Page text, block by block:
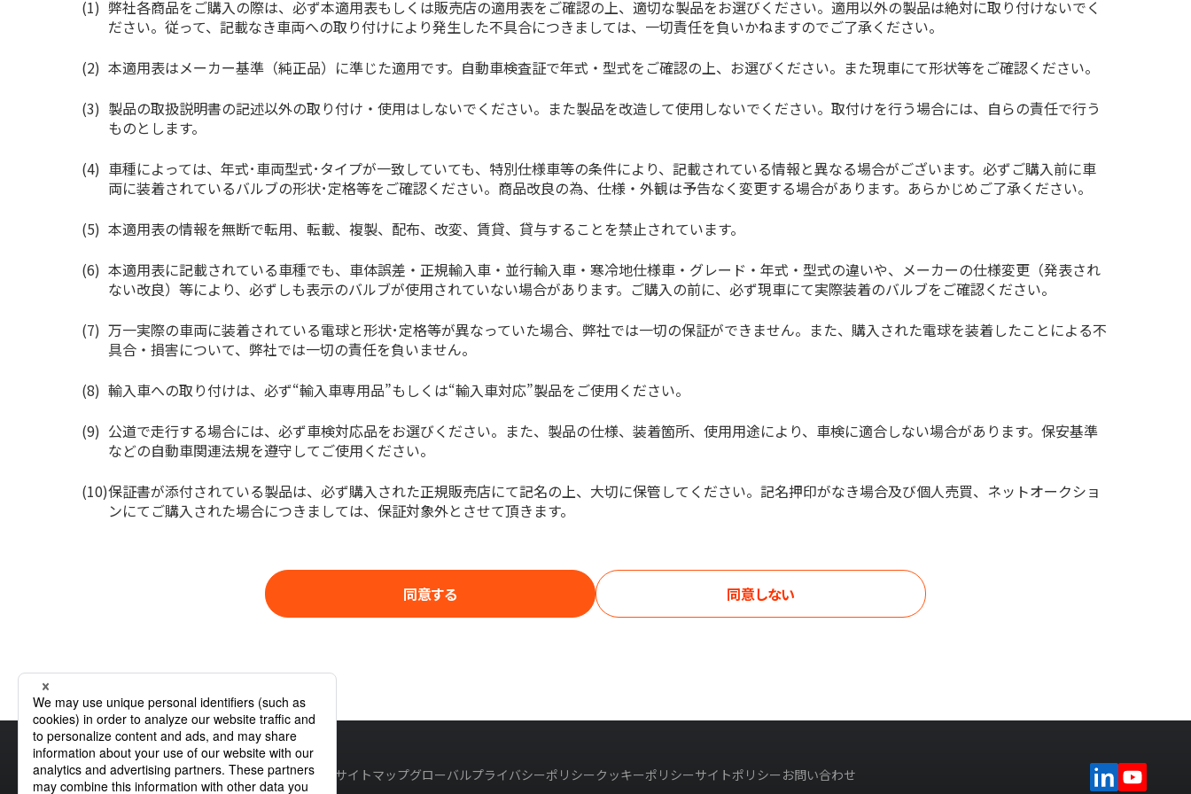
弊社各商品をご購入の際は、必ず本適用表もしくは販売店の適用表をご確認の上、適切な製品をお選びください。適用以外の製品は絶対に取り付けないでく
ださい。従って、記載なき車両への取り付けにより発生した不具合につきましては、一切責任を負いかねますのでご了承ください。
本適用表はメーカー基準（純正品）に準じた適用です。自動車検査証で年式・型式をご確認の上、お選びください。また現車にて形状等をご確認ください。
製品の取扱説明書の記述以外の取り付け・使用はしないでください。また製品を改造して使用しないでください。取付けを行う場合には、自らの責任で行う
ものとします。
車種によっては、年式･車両型式･タイプが一致していても、特別仕様車等の条件により、記載されている情報と異なる場合がございます。必ずご購入前に車
両に装着されているバルブの形状･定格等をご確認ください。商品改良の為、仕様・外観は予告なく変更する場合があります。あらかじめご了承ください。
本適用表の情報を無断で転用、転載、複製、配布、改変、賃貸、貸与することを禁止されています。
本適用表に記載されている車種でも、車体誤差・正規輸入車・並行輸入車・寒冷地仕様車・グレード・年式・型式の違いや、メーカーの仕様変更（発表され
ない改良）等により、必ずしも表示のバルブが使用されていない場合があります。ご購入の前に、必ず現車にて実際装着のバルブをご確認ください。
万一実際の車両に装着されている電球と形状･定格等が異なっていた場合、弊社では一切の保証ができません。また、購入された電球を装着したことによる不
具合・損害について、弊社では一切の責任を負いません。
輸入車への取り付けは、必ず“輸入車専用品”もしくは“輸入車対応”製品をご使用ください。
公道で走行する場合には、必ず車検対応品をお選びください。また、製品の仕様、装着箇所、使用用途により、車検に適合しない場合があります。保安基準
などの自動車関連法規を遵守してご使用ください。
保証書が添付されている製品は、必ず購入された正規販売店にて記名の上、大切に保管してください。記名押印がなき場合及び個人売買、ネットオークショ
ンにてご購入された場合につきましては、保証対象外とさせて頂きます。
同意する 同意しない
ホーム 製品情報 適合情報同意事項
サイトマップグローバルプライバシーポリシークッキーポリシーサイトポリシー お問い合わせ